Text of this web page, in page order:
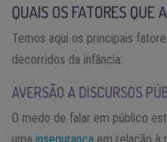
QUAIS OS FATORES QUE
Temos aqui os principais
decorridos da infância:
AVERSÃO A DISCURSOS
O medo de falar em público
uma insegurança em relação à